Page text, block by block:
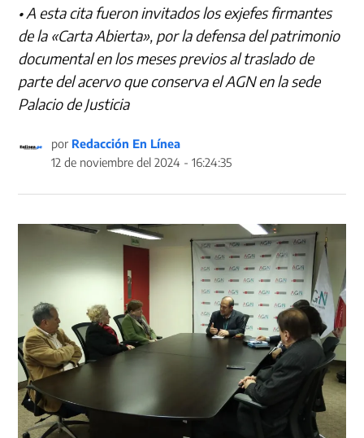
• A esta cita fueron invitados los exjefes firmantes
de la «Carta Abierta», por la defensa del patrimonio
documental en los meses previos al traslado de
parte del acervo que conserva el AGN en la sede
Palacio de Justicia
por Redacción En Línea
12 de noviembre del 2024 - 16:24:35